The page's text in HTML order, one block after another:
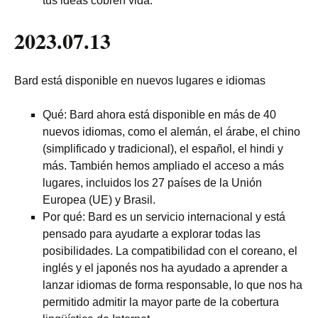
2023.07.13
Bard está disponible en nuevos lugares e idiomas
Qué: Bard ahora está disponible en más de 40
nuevos idiomas, como el alemán, el árabe, el chino
(simplificado y tradicional), el español, el hindi y
más. También hemos ampliado el acceso a más
lugares, incluidos los 27 países de la Unión
Europea (UE) y Brasil.
Por qué: Bard es un servicio internacional y está
pensado para ayudarte a explorar todas las
posibilidades. La compatibilidad con el coreano, el
inglés y el japonés nos ha ayudado a aprender a
lanzar idiomas de forma responsable, lo que nos ha
permitido admitir la mayor parte de la cobertura